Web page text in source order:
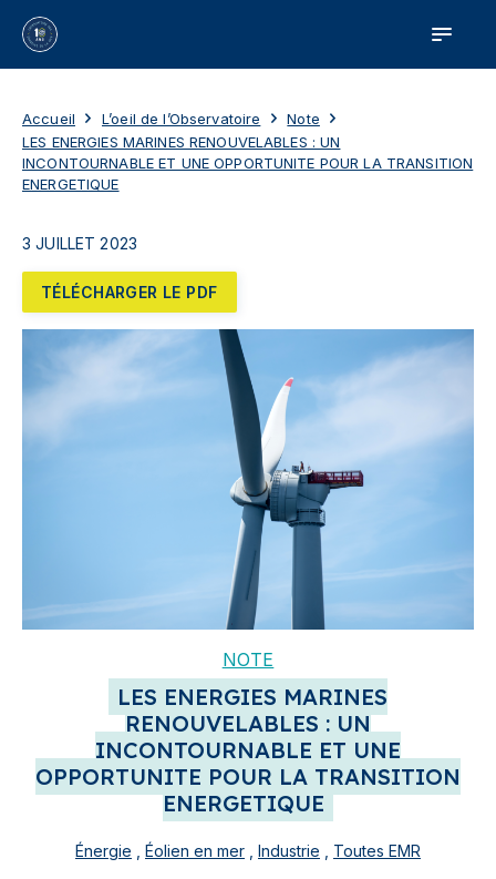
Accueil L’oeil de l’Observatoire
Note
LES ENERGIES MARINES RENOUVELABLES : UN
INCONTOURNABLE ET UNE OPPORTUNITE POUR LA TRANSITION
ENERGETIQUE
3 JUILLET 2023
TÉLÉCHARGER LE PDF
NOTE
LES ENERGIES MARINES
RENOUVELABLES : UN
INCONTOURNABLE ET UNE
OPPORTUNITE POUR LA TRANSITION
ENERGETIQUE
Énergie , Éolien en mer , Industrie , Toutes EMR